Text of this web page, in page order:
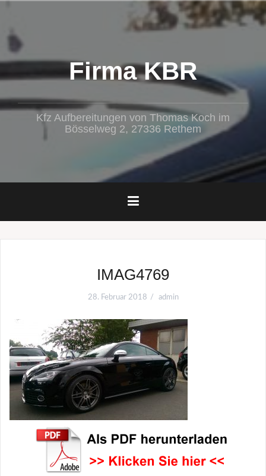
Firma KBR
Kfz Aufbereitungen von Thomas Koch im
Bösselweg 2, 27336 Rethem
IMAG4769
28. Februar 2018 admin